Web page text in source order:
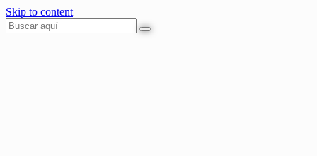
Skip to content